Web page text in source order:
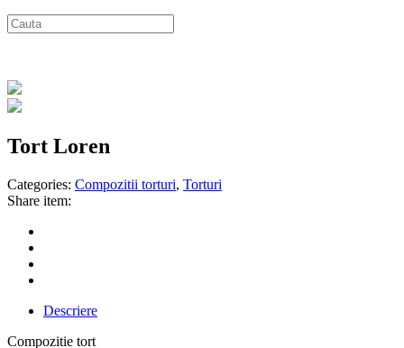
Tort Loren
Categories: Compozitii torturi, Torturi
Share item:
Descriere
Compozitie tort